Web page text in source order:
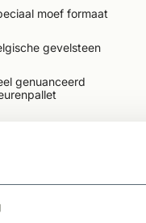
moef formaat
gevelsteen
genuanceerd